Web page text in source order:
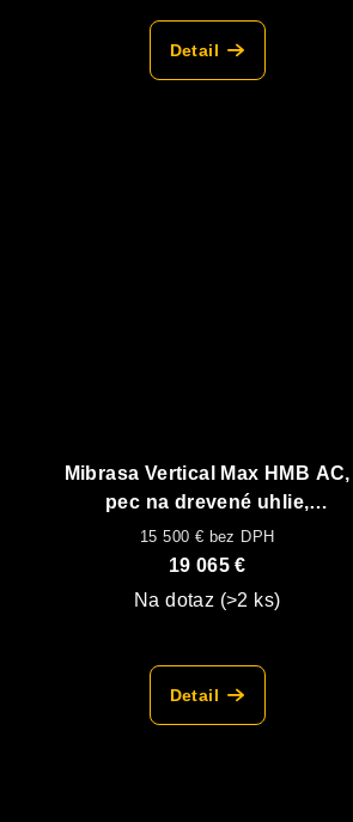
Detail
Mibrasa Vertical Max HMB AC,
pec na drevené uhlie,
vyhrievaná skrinka hore aj dole
15 500 € bez DPH
19 065 €
Na dotaz (>2 ks)
Detail